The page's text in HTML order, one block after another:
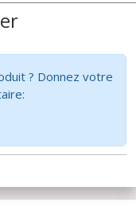
? Donnez votre